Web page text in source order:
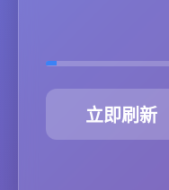
立即刷新